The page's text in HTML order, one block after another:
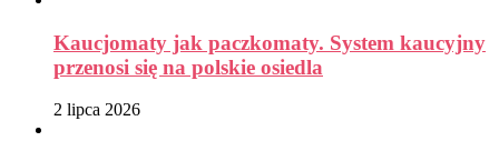
Kaucjomaty jak paczkomaty. System kaucyjny
przenosi się na polskie osiedla
2 lipca 2026